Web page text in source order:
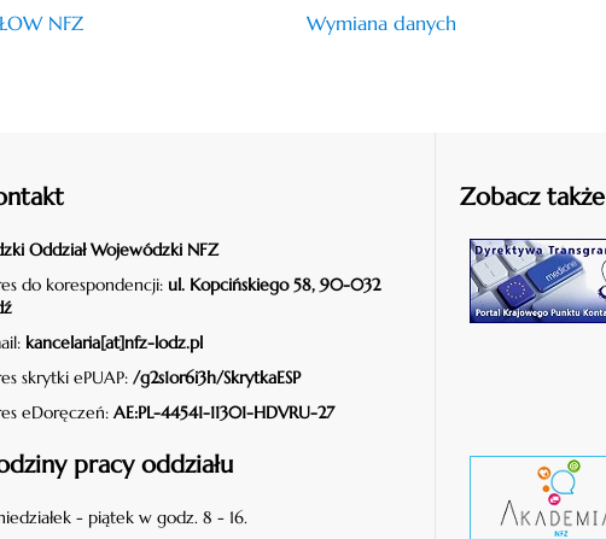
NFZ Wymiana danych
Oddział Wojewódzki NFZ
do korespondencji: ul. Kopcińskiego 58, 90-032
kancelaria[at]nfz-lodz.pl
skrytki ePUAP: /g2s1or6i3h/SkrytkaESP
eDoręczeń: AE:PL-44541-11301-HDVRU-27
pracy oddziału
- piątek w godz. 8 - 16.
Zobacz także
czytaj
czytaj